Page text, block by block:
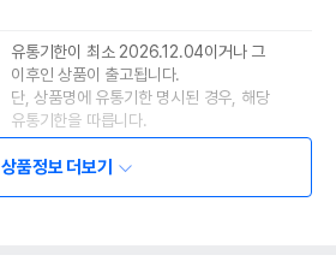
유통기한이 최소 2026.12.04이거나 그
이후인 상품이 출고됩니다.
단, 상품명에 유통기한 명시된 경우, 해당
유통기한을 따릅니다.
상품정보 더보기